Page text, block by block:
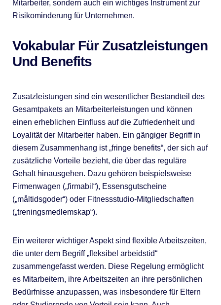
Mitarbeiter, sondern auch ein wichtiges Instrument zur
Risikominderung für Unternehmen.
Vokabular Für Zusatzleistungen
Und Benefits
Zusatzleistungen sind ein wesentlicher Bestandteil des
Gesamtpakets an Mitarbeiterleistungen und können
einen erheblichen Einfluss auf die Zufriedenheit und
Loyalität der Mitarbeiter haben. Ein gängiger Begriff in
diesem Zusammenhang ist „fringe benefits“, der sich auf
zusätzliche Vorteile bezieht, die über das reguläre
Gehalt hinausgehen. Dazu gehören beispielsweise
Firmenwagen („firmabil“), Essensgutscheine
(„måltidsgoder“) oder Fitnessstudio-Mitgliedschaften
(„treningsmedlemskap“).
Ein weiterer wichtiger Aspekt sind flexible Arbeitszeiten,
die unter dem Begriff „fleksibel arbeidstid“
zusammengefasst werden. Diese Regelung ermöglicht
es Mitarbeitern, ihre Arbeitszeiten an ihre persönlichen
Bedürfnisse anzupassen, was insbesondere für Eltern